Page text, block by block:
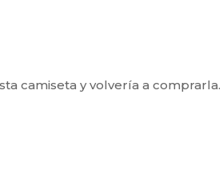
camiseta y volvería a comprarla.